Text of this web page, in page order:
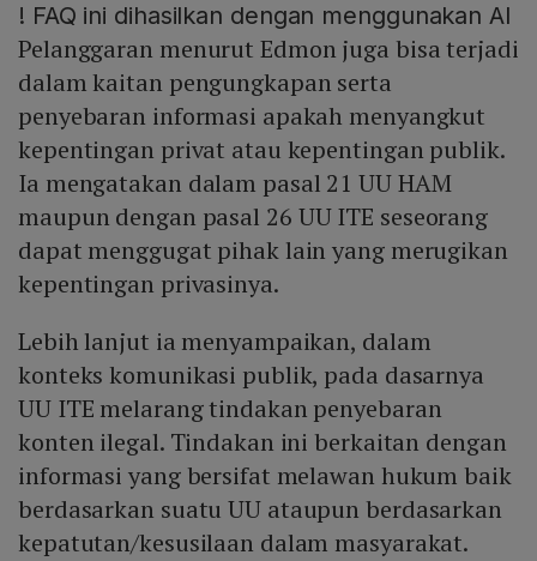
! FAQ ini dihasilkan dengan menggunakan AI
Pelanggaran menurut Edmon juga bisa terjadi
dalam kaitan pengungkapan serta
penyebaran informasi apakah menyangkut
kepentingan privat atau kepentingan publik.
Ia mengatakan dalam pasal 21 UU HAM
maupun dengan pasal 26 UU ITE seseorang
dapat menggugat pihak lain yang merugikan
kepentingan privasinya.
Lebih lanjut ia menyampaikan, dalam
konteks komunikasi publik, pada dasarnya
UU ITE melarang tindakan penyebaran
konten ilegal. Tindakan ini berkaitan dengan
informasi yang bersifat melawan hukum baik
berdasarkan suatu UU ataupun berdasarkan
kepatutan/kesusilaan dalam masyarakat.